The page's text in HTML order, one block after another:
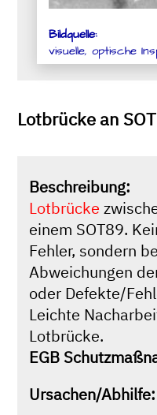
Bildquelle:
visuelle, optische
Lotbrücke an
Beschreibung:
Lotbrücke
einem SOT89.
Fehler, sondern
Abweichungen
oder Defekte/
Leichte
Lotbrücke.
EGB
Ursachen/Abhilfe: